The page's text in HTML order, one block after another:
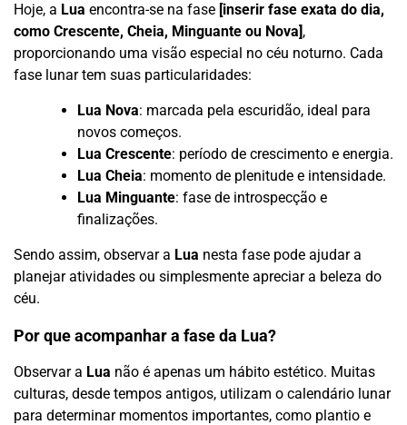
Hoje, a Lua encontra-se na fase [inserir fase exata do dia,
como Crescente, Cheia, Minguante ou Nova],
proporcionando uma visão especial no céu noturno. Cada
fase lunar tem suas particularidades:
Lua Nova: marcada pela escuridão, ideal para
novos começos.
Lua Crescente: período de crescimento e energia.
Lua Cheia: momento de plenitude e intensidade.
Lua Minguante: fase de introspecção e
finalizações.
Sendo assim, observar a Lua nesta fase pode ajudar a
planejar atividades ou simplesmente apreciar a beleza do
céu.
Por que acompanhar a fase da Lua?
Observar a Lua não é apenas um hábito estético. Muitas
culturas, desde tempos antigos, utilizam o calendário lunar
para determinar momentos importantes, como plantio e